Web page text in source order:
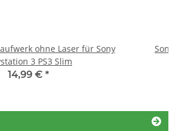
ohne Laser für Sony
Playstation 3 PS3 Slim
14,99 € *
Sony